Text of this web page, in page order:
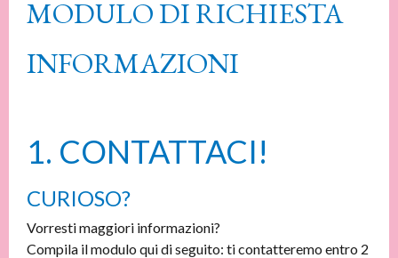
MODULO DI RICHIESTA
INFORMAZIONI
1. CONTATTACI!
CURIOSO?
Vorresti maggiori informazioni?
Compila il modulo qui di seguito: ti contatteremo entro 2